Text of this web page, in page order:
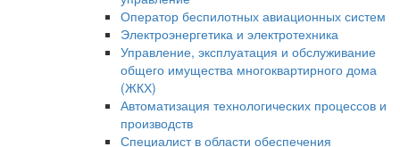
Оператор беспилотных авиационных систем
Электроэнергетика и электротехника
Управление, эксплуатация и обслуживание
общего имущества многоквартирного дома
(ЖКХ)
Автоматизация технологических процессов и
производств
Специалист в области обеспечения